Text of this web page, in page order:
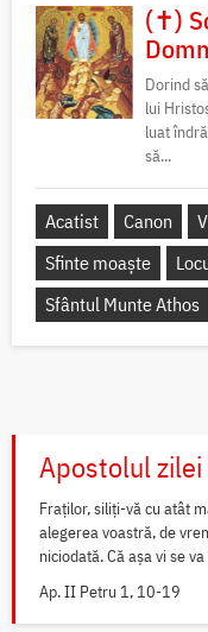
(✝)
Dorind
lui
luat
să...
Acatist Canon
Sfinte moaște
Sfântul Munte Athos
Apostolul zilei
Fraților, siliți-vă cu atât
alegerea voastră, de
niciodată. Că așa vi se
Ap. II Petru 1, 10-19